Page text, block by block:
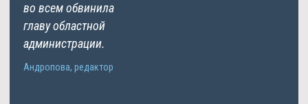
во всем обвинила
главу областной
администрации.
Андропова, редактор